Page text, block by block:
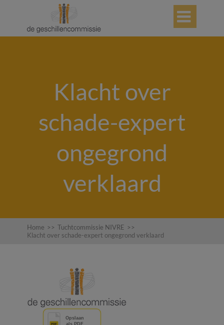

Klacht over
schade-expert
ongegrond
verklaard
Home >> Tuchtcommissie NIVRE >>
Klacht over schade-expert ongegrond verklaard